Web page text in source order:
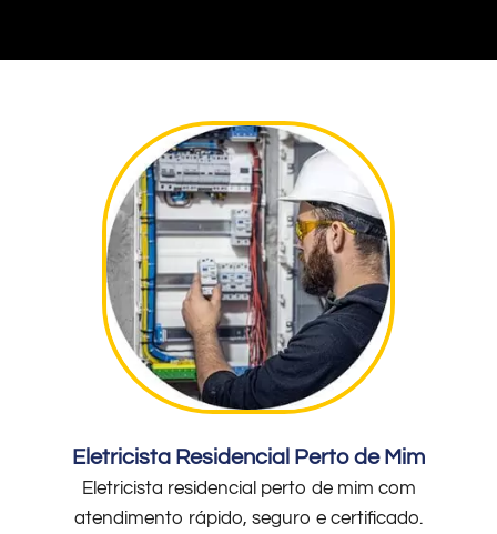
Eletricista Residencial Perto de Mim
Eletricista residencial perto de mim com
atendimento rápido, seguro e certificado.